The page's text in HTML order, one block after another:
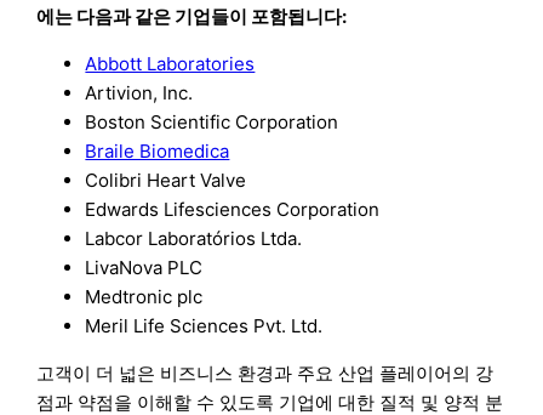
에는 다음과 같은 기업들이 포함됩니다:
Abbott Laboratories
Artivion, Inc.
Boston Scientific Corporation
Braile Biomedica
Colibri Heart Valve
Edwards Lifesciences Corporation
Labcor Laboratórios Ltda.
LivaNova PLC
Medtronic plc
Meril Life Sciences Pvt. Ltd.
고객이 더 넓은 비즈니스 환경과 주요 산업 플레이어의 강
점과 약점을 이해할 수 있도록 기업에 대한 질적 및 양적 분